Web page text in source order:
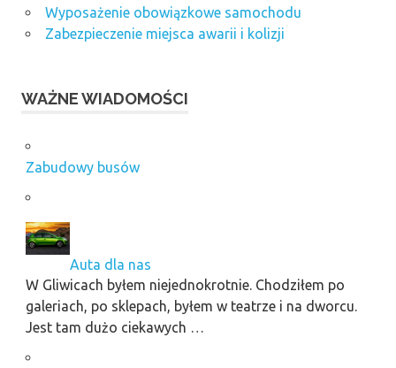
Wyposażenie obowiązkowe samochodu
Zabezpieczenie miejsca awarii i kolizji
WAŻNE WIADOMOŚCI
Zabudowy busów
Auta dla nas
W Gliwicach byłem niejednokrotnie. Chodziłem po
galeriach, po sklepach, byłem w teatrze i na dworcu.
Jest tam dużo ciekawych …